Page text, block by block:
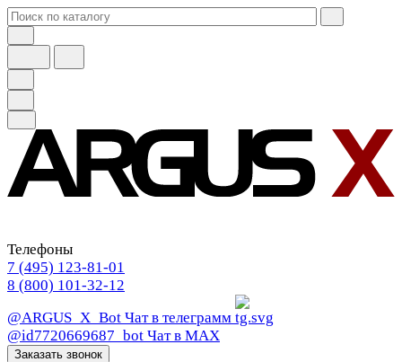
Телефоны
7 (495) 123-81-01
8 (800) 101-32-12
@ARGUS_X_Bot Чат в телеграмм
@id7720669687_bot Чат в МАХ
Заказать звонок